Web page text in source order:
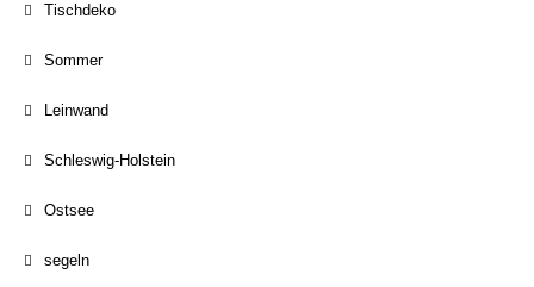
Tischdeko
Sommer
Leinwand
Schleswig-Holstein
Ostsee
segeln